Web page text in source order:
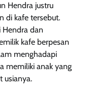
Hendra justru
di kafe tersebut.
Hendra dan
kafe berpesan
menghadapi
memiliki anak yang
usianya.